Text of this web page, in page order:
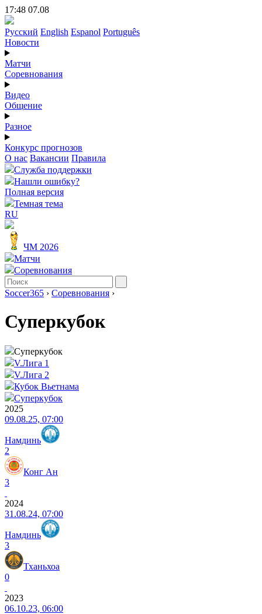
17:48 07.08
Русский English Espanol Português
Новости
Матчи
Соревнования
Видео
Общение
Разное
Конкурс прогнозов
О нас Вакансии Правила
Служба поддержки
Нашли ошибку?
Полная версия
Темная тема
RU
ЧМ 2026
Матчи
Соревнования
Soccer365 › Соревнования ›
Суперкубок
Суперкубок
V.Лига 1
V.Лига 2
Кубок Вьетнама
Суперкубок
2025
09.08.25, 07:00
Намдинь
2
Конг Ан
3
2024
31.08.24, 07:00
Намдинь
3
Тханьхоа
0
2023
06.10.23, 06:00